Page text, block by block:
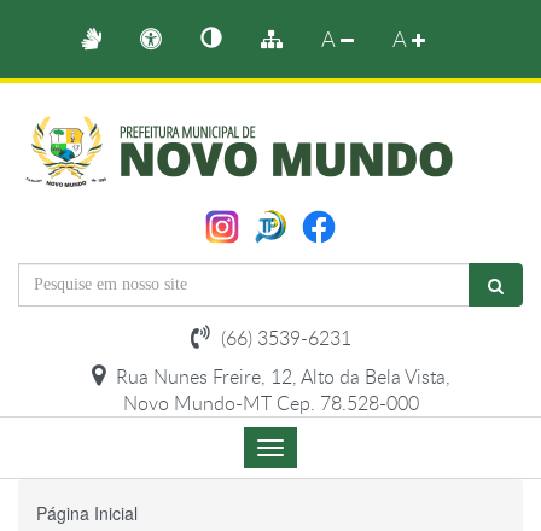
A A
(66) 3539-6231
Rua Nunes Freire, 12, Alto da Bela Vista,
Novo Mundo-MT Cep. 78.528-000
Menu
de
Página Inicial